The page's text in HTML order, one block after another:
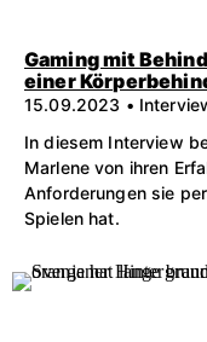
Gaming mit
einer
15.09.2023 •
In diesem Interview
Marlene von ihren
Anforderungen sie
Spielen hat.